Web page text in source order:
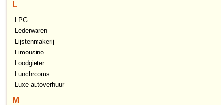
L
LPG
Lederwaren
Lijstenmakerij
Limousine
Loodgieter
Lunchrooms
Luxe-autoverhuur
M